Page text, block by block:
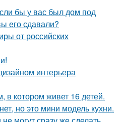
бы у вас был дом под
его сдавали?
от российских
интерьера
в котором живет 16 детей.
но это мини модель кухни.